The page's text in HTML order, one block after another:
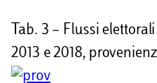
Tab. 3 – Flussi
2013 e 2018,